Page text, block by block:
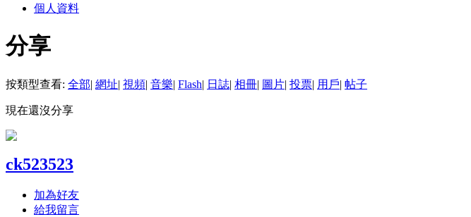
個人資料
分享
按類型查看: 全部| 網址| 視頻| 音樂| Flash| 日誌| 相冊| 圖片| 投票| 用戶| 帖子
現在還沒分享
ck523523
加為好友
給我留言